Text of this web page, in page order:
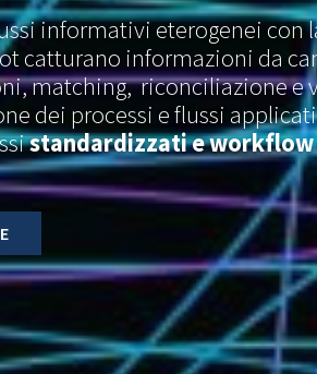
informativi eterogenei con
catturano informazioni da
matching, riconciliazione e
dei processi e flussi
standardizzati e